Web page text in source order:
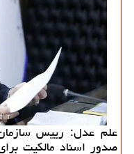
علم عدل: رییس